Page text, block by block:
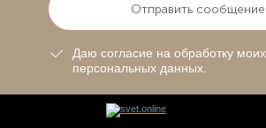
Отправить сообщение
Даю согласие на обработку моих
персональных данных.